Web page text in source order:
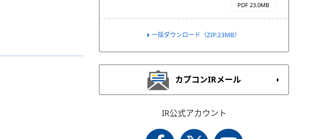
PDF 23.0MB
一括ダウンロード（ZIP:23MB）
カプコンIRメール
IR公式アカウント